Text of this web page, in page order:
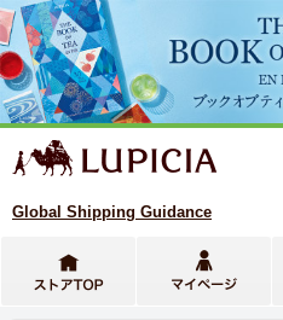
Global Shipping Guidance